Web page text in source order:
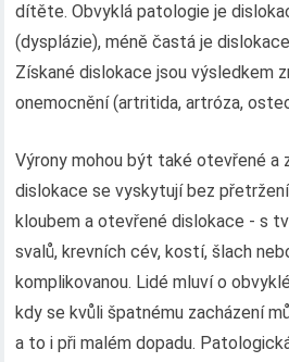
dítěte. Obvyklá patologie je
(dysplázie), méně častá je
Získané dislokace jsou výsledkem
onemocnění (artritida, artróza,
Výrony mohou být také otevřené a
dislokace se vyskytují bez
kloubem a otevřené dislokace - s
svalů, krevních cév, kostí, šlach
komplikovanou. Lidé mluví o
kdy se kvůli špatnému zacházení
a to i při malém dopadu.